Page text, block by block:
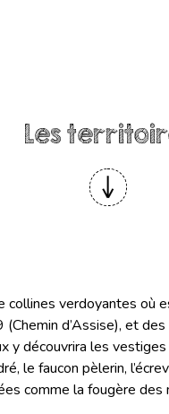
Les
verdoyantes où
d’Assise), et
découvrira les
le faucon pèlerin,
comme la fougère des